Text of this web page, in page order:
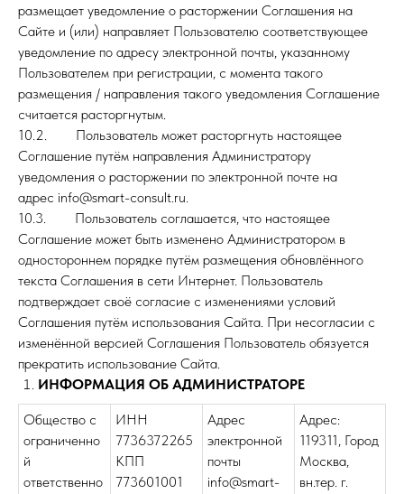
размещает уведомление о расторжении Соглашения на
Сайте и (или) направляет Пользователю соответствующее
уведомление по адресу электронной почты, указанному
Пользователем при регистрации, с момента такого
размещения / направления такого уведомления Соглашение
считается расторгнутым.
10.2. Пользователь может расторгнуть настоящее
Соглашение путём направления Администратору
уведомления о расторжении по электронной почте на
адрес info@smart-consult.ru.
10.3. Пользователь соглашается, что настоящее
Соглашение может быть изменено Администратором в
одностороннем порядке путём размещения обновлённого
текста Соглашения в сети Интернет. Пользователь
подтверждает своё согласие с изменениями условий
Соглашения путём использования Сайта. При несогласии с
изменённой версией Соглашения Пользователь обязуется
прекратить использование Сайта.
ИНФОРМАЦИЯ ОБ АДМИНИСТРАТОРЕ
Общество с
ограниченно
й
ответственно
ИНН
7736372265
КПП
773601001
Адрес
электронной
почты
info@smart-
Адрес:
119311, Город
Москва,
вн.тер. г.